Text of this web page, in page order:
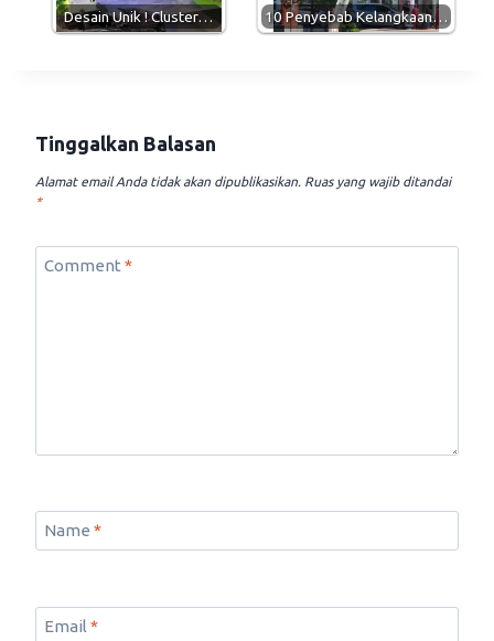
Desain Unik ! Cluster… 10 Penyebab Kelangkaan…
Tinggalkan Balasan
Alamat email Anda tidak akan dipublikasikan. Ruas yang wajib ditandai
*
Comment *
Name *
Email *